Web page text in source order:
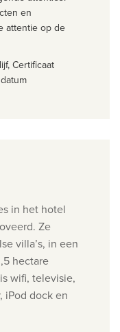
en
attentie op de
Certificaat
in het hotel
Ze
villa’s, in een
hectare
wifi, televisie,
iPod dock en